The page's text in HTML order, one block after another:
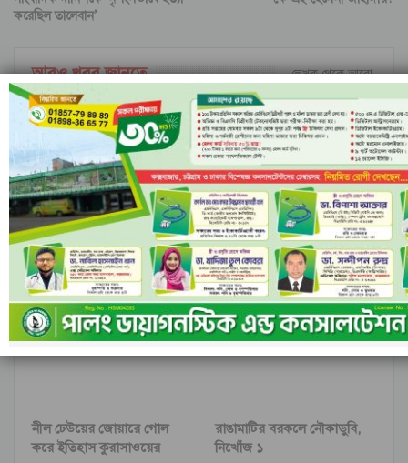
করেছিল তালেবান’
আরও খবর জানতে লেখক থেকে আরো
ইরানি ক্ষেপণাস্ত্রের অপেক্ষায়
ইসরাইল; বৈরুত হামলার পর
বাড়ছে উত্তেজনা
ইসলামী ব্যাংকের পরিচালনা
পর্ষদ বাতিল ঘোষণা
নীল ঢেউয়ের জোয়ারে গোল
করে ইতিহাস কুরাসাওয়ের
রাঙামাটির বরকলে নৌকাডুবি,
নিখোঁজ ১